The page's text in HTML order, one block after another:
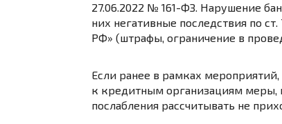
27.06.2022 № 161-ФЗ. Нарушение
них негативные последствия по
РФ» (штрафы, ограничение в
Если ранее в рамках мероприятий,
к кредитным организациям меры,
послабления рассчитывать не